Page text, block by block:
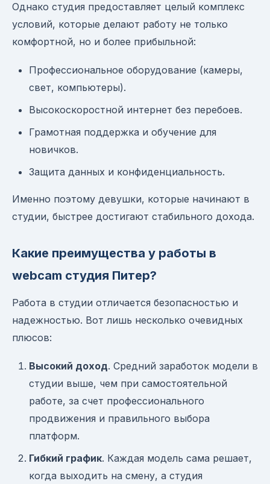
Однако студия предоставляет целый комплекс
условий, которые делают работу не только
комфортной, но и более прибыльной:
Профессиональное оборудование (камеры,
свет, компьютеры).
Высокоскоростной интернет без перебоев.
Грамотная поддержка и обучение для
новичков.
Защита данных и конфиденциальность.
Именно поэтому девушки, которые начинают в
студии, быстрее достигают стабильного дохода.
Какие преимущества у работы в
webcam студия Питер?
Работа в студии отличается безопасностью и
надежностью. Вот лишь несколько очевидных
плюсов:
Высокий доход. Средний заработок модели в
студии выше, чем при самостоятельной
работе, за счет профессионального
продвижения и правильного выбора
платформ.
Гибкий график. Каждая модель сама решает,
когда выходить на смену, а студия